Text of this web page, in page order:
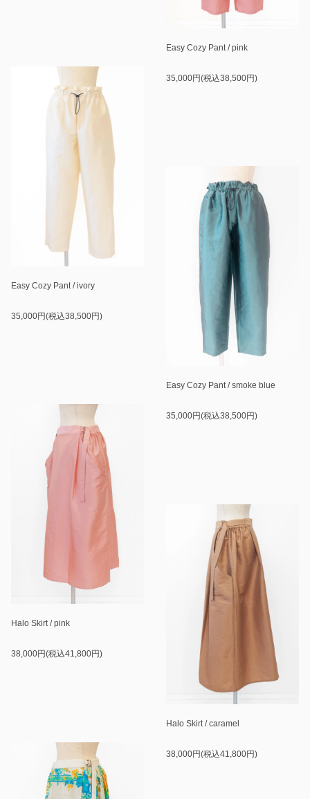
Easy Cozy Pant / pink
35,000円(税込38,500円)
Easy Cozy Pant / ivory
35,000円(税込38,500円)
Easy Cozy Pant / smoke blue
35,000円(税込38,500円)
Halo Skirt / pink
38,000円(税込41,800円)
Halo Skirt / caramel
38,000円(税込41,800円)